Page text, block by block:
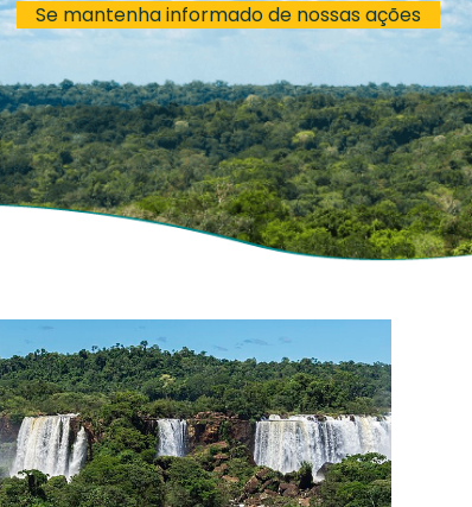
Se mantenha informado de nossas ações